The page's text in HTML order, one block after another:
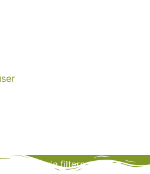
Kategorie filtern